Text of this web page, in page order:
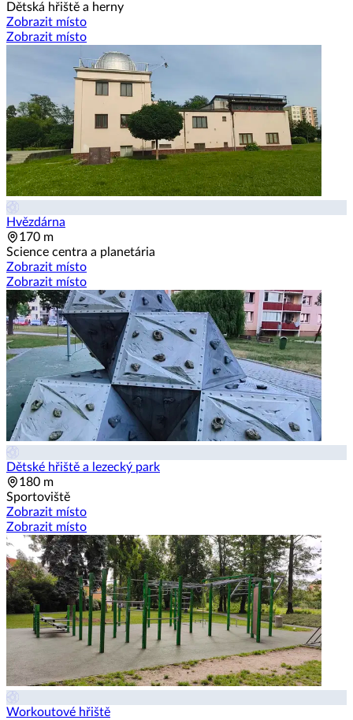
Dětská hřiště a herny
Zobrazit místo
Zobrazit místo
Hvězdárna
170 m
Science centra a planetária
Zobrazit místo
Zobrazit místo
Dětské hřiště a lezecký park
180 m
Sportoviště
Zobrazit místo
Zobrazit místo
Workoutové hřiště